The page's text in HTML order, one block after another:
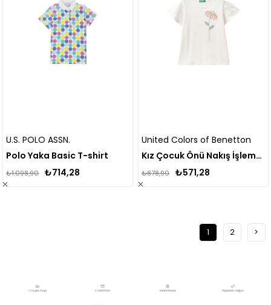
U.S. POLO ASSN.
Polo Yaka Basic T-shirt
₺714,28
₺1.098,90
United Colors of Benetton
Kız Çocuk Önü Nakış İşlemeli Çan Kollu Tişört
₺571,28
₺878,90
1 2 >